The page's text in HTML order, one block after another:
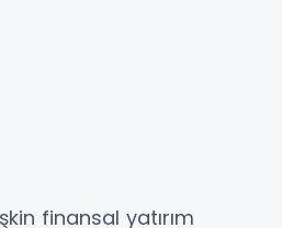
finansal yatırım